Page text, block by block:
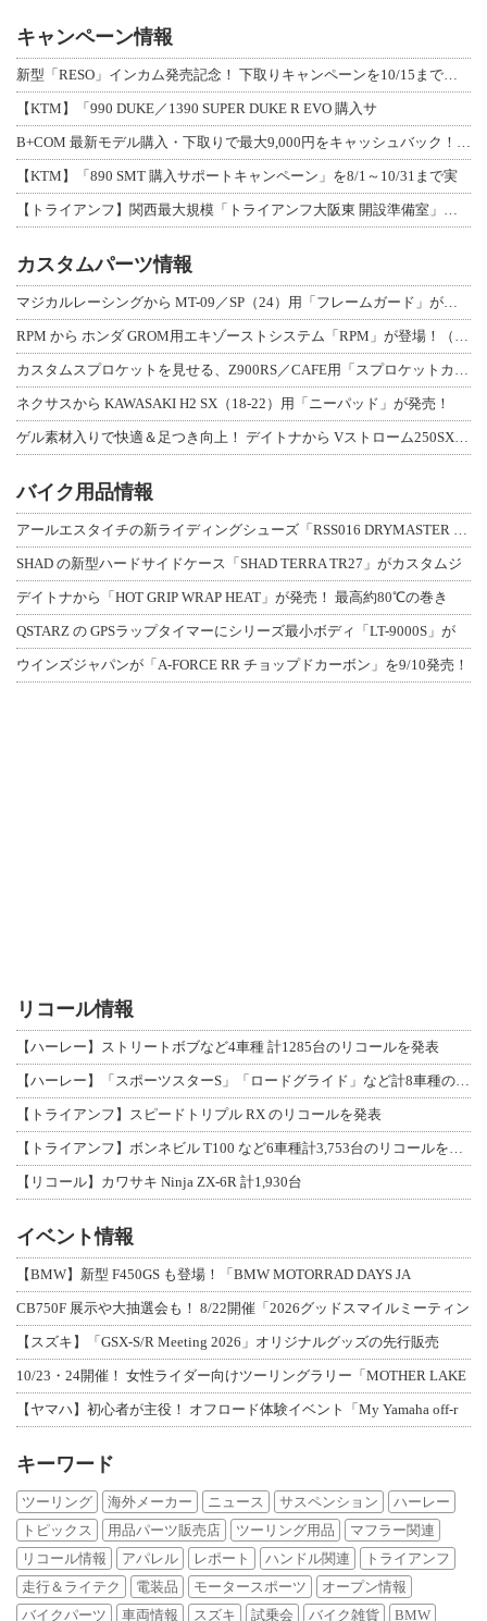
キャンペーン情報
【KTM】「990 DUKE／1390 SUPER DUKE R EVO 購入サ
【KTM】「890 SMT 購入サポートキャンペーン」を8/1～10/31まで実
カスタムパーツ情報
ネクサスから KAWASAKI H2 SX（18-22）用「ニーパッド」が発売！
バイク用品情報
SHAD の新型ハードサイドケース「SHAD TERRA TR27」がカスタムジ
デイトナから「HOT GRIP WRAP HEAT」が発売！ 最高約80℃の巻き
QSTARZ の GPSラップタイマーにシリーズ最小ボディ「LT-9000S」が
ウインズジャパンが「A-FORCE RR チョップドカーボン」を9/10発売！
リコール情報
【ハーレー】ストリートボブなど4車種 計1285台のリコールを発表
【トライアンフ】スピードトリプル RX のリコールを発表
【リコール】カワサキ Ninja ZX-6R 計1,930台
イベント情報
【BMW】新型 F450GS も登場！「BMW MOTORRAD DAYS JA
CB750F 展示や大抽選会も！ 8/22開催「2026グッドスマイルミーティン
【スズキ】「GSX-S/R Meeting 2026」オリジナルグッズの先行販売
10/23・24開催！ 女性ライダー向けツーリングラリー「MOTHER LAKE
【ヤマハ】初心者が主役！ オフロード体験イベント「My Yamaha off-r
キーワード
ツーリング 海外メーカー ニュース サスペンション
ハーレー
トピックス
用品パーツ販売店 ツーリング用品
マフラー関連
リコール情報
アパレル レポート ハンドル関連
トライアンフ
走行＆ライテク
電装品 モータースポーツ
オープン情報
バイクパーツ
車両情報 スズキ 試乗会 バイク雑貨 BMW